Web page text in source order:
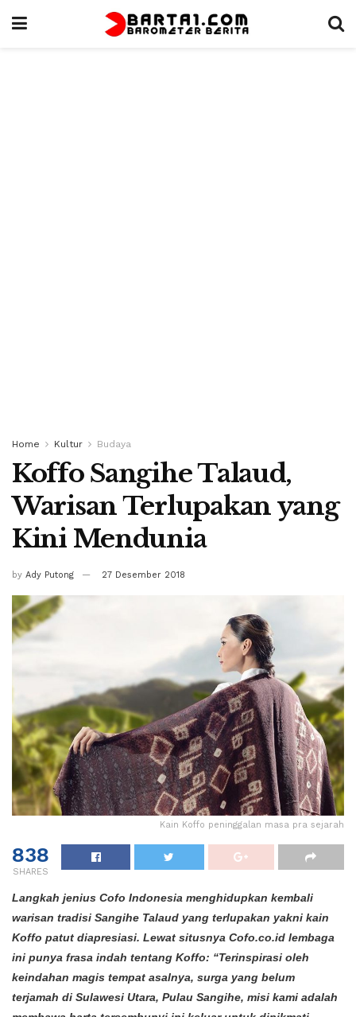
Home Kultur Budaya
Koffo Sangihe Talaud,
Warisan Terlupakan yang
Kini Mendunia
by Ady Putong 27 Desember 2018
Kain Koffo peninggalan masa pra sejarah
838
SHARES
Langkah jenius Cofo Indonesia menghidupkan kembali
warisan tradisi Sangihe Talaud yang terlupakan yakni kain
Koffo patut diapresiasi. Lewat situsnya Cofo.co.id lembaga
ini punya frasa indah tentang Koffo: “Terinspirasi oleh
keindahan magis tempat asalnya, surga yang belum
terjamah di Sulawesi Utara, Pulau Sangihe, misi kami adalah